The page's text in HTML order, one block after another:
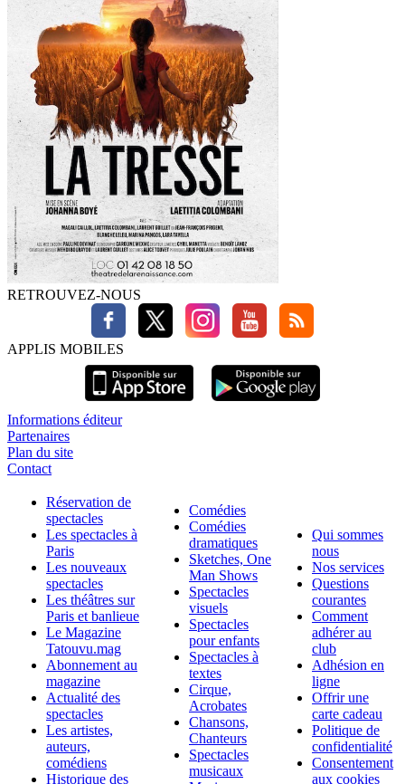
RETROUVEZ-NOUS
APPLIS MOBILES
Informations éditeur
Partenaires
Plan du site
Contact
Réservation de
spectacles
Les spectacles à
Paris
Les nouveaux
spectacles
Les théâtres sur
Paris et banlieue
Le Magazine
Tatouvu.mag
Abonnement au
magazine
Actualité des
spectacles
Les artistes,
auteurs,
comédiens
Historique des
Comédies
Comédies
dramatiques
Sketches, One
Man Shows
Spectacles
visuels
Spectacles
pour enfants
Spectacles à
textes
Cirque,
Acrobates
Chansons,
Chanteurs
Spectacles
musicaux
Qui sommes
nous
Nos services
Questions
courantes
Comment
adhérer au
club
Adhésion en
ligne
Offrir une
carte cadeau
Politique de
confidentialité
Consentement
aux cookies